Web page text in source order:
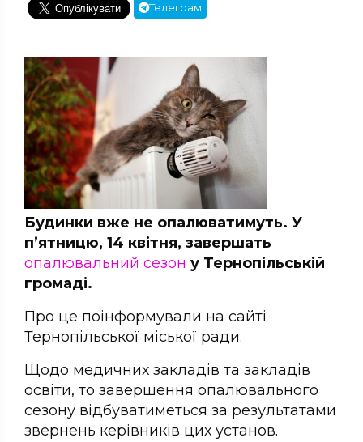
Телеграм
Будинки вже не опалюватимуть. У
п’ятницю, 14 квітня, завершать
опалювальний сезон у Тернопільській
громаді.
Про це поінформували на сайті
Тернопільської міської ради.
Щодо медичних закладів та закладів
освіти, то завершення опалювального
сезону відбуватиметься за результатами
звернень керівників цих установ.